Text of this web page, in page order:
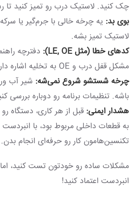
چک کنید. لاستیک درب رو تمیز کنید
بوی بد: یه چرخه خالی با جرم‌گیر یا
لاستیک تمیز بشه.
کدهای خطا (مثل LE, OE):
مشکل قفل درب و OE به تخلیه اشاره داره.
چرخه شستشو شروع نمی‌شه: شیر آب
باشه. تنظیمات برنامه رو دوباره بررسی
هشدار ایمنی: قبل از هر کاری، دستگاه
به قطعات داخلی مربوط بود، با انبردست
تکنسین‌هامون کار رو حرفه‌ای انجام بدن.
مشکلات ساده رو خودتون تست کنید، اما
انبردست اعتماد کنید!